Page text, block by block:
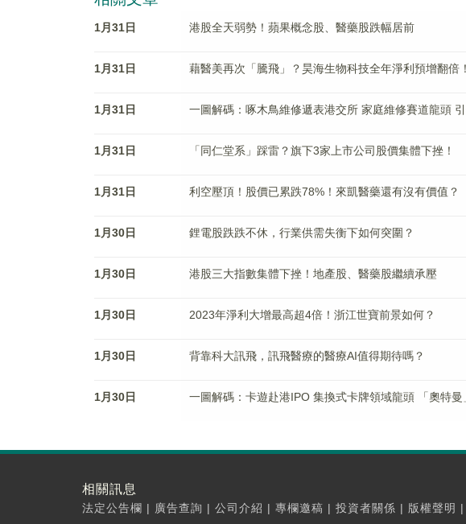
1月31日 港股全天弱勢！蘋果概念股、醫藥股跌幅居前
1月31日 藉醫美再次「騰飛」？昊海生物科技全年淨利預增翻倍！
1月31日 一圖解碼：啄木鳥維修遞表港交所 家庭維修賽道龍頭
1月31日 「同仁堂系」踩雷？旗下3家上市公司股價集體下挫！
1月31日 利空壓頂！股價已累跌78%！來凱醫藥還有沒有價值？
1月30日 鋰電股跌跌不休，行業供需失衡下如何突圍？
1月30日 港股三大指數集體下挫！地產股、醫藥股繼續承壓
1月30日 2023年淨利大增最高超4倍！浙江世寶前景如何？
1月30日 背靠科大訊飛，訊飛醫療的醫療AI值得期待嗎？
1月30日 一圖解碼：卡遊赴港IPO 集換式卡牌領域龍頭 「奧特
相關訊息
法定公告欄 | 廣告查詢 | 公司介紹 | 專欄邀稿 | 投資者關係 | 版權聲明 |